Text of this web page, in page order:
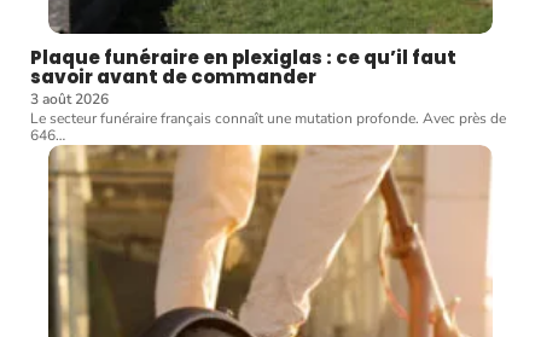
Plaque funéraire en plexiglas : ce qu’il faut
savoir avant de commander
3 août 2026
Le secteur funéraire français connaît une mutation profonde. Avec près de
646…